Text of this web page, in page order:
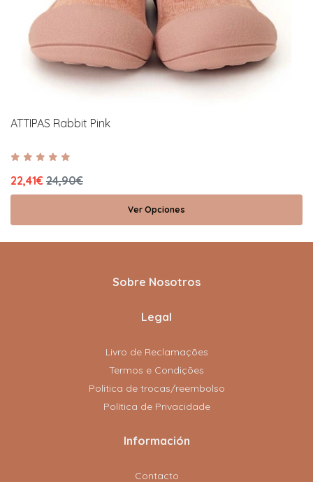
ATTIPAS Rabbit Pink
22,41€ 24,90€
Ver Opciones
Sobre Nosotros
Legal
Livro de Reclamações
Termos e Condições
Politica de trocas/reembolso
Política de Privacidade
Información
Contacto